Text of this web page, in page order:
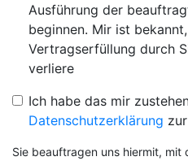
Ausführung der
beginnen. Mir ist
Vertragserfüllung durch
verliere
Ich habe das mir
Datenschutzerklärung
Sie beauftragen uns hiermit, mit